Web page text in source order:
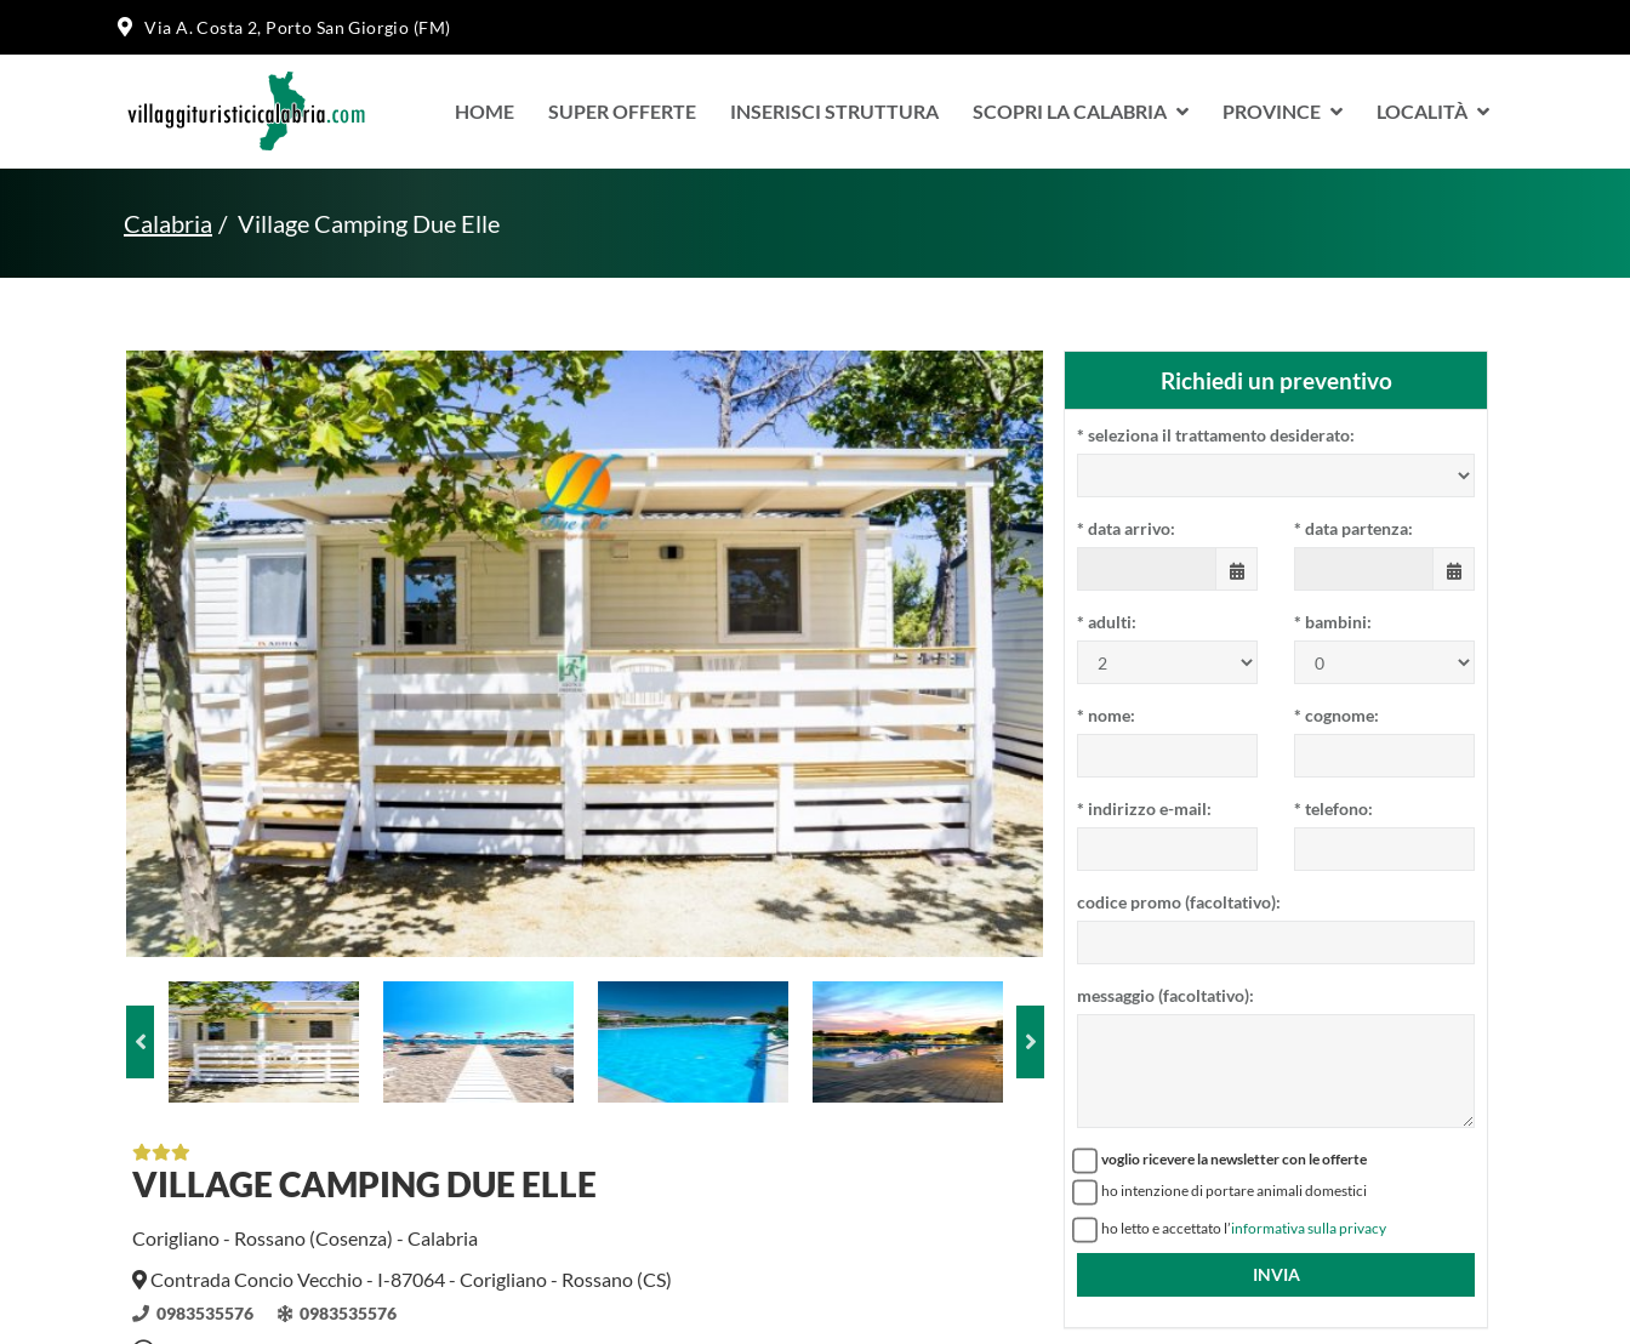
Via A. Costa 2, Porto San Giorgio (FM)
HOME SUPER OFFERTE INSERISCI STRUTTURA SCOPRI LA CALABRIA PROVINCE LOCALITÀ
Calabria Village Camping Due Elle
VILLAGE CAMPING DUE ELLE
Corigliano - Rossano (Cosenza) - Calabria
Contrada Concio Vecchio - I-87064 - Corigliano - Rossano (CS)
0983535576 0983535576
Richiedi un preventivo
* seleziona il trattamento desiderato:
* data arrivo: * data partenza:
* adulti: * bambini:
* nome: * cognome:
* indirizzo e-mail: * telefono:
codice promo (facoltativo):
messaggio (facoltativo):
voglio ricevere la newsletter con le offerte
ho intenzione di portare animali domestici
ho letto e accettato l’informativa sulla privacy